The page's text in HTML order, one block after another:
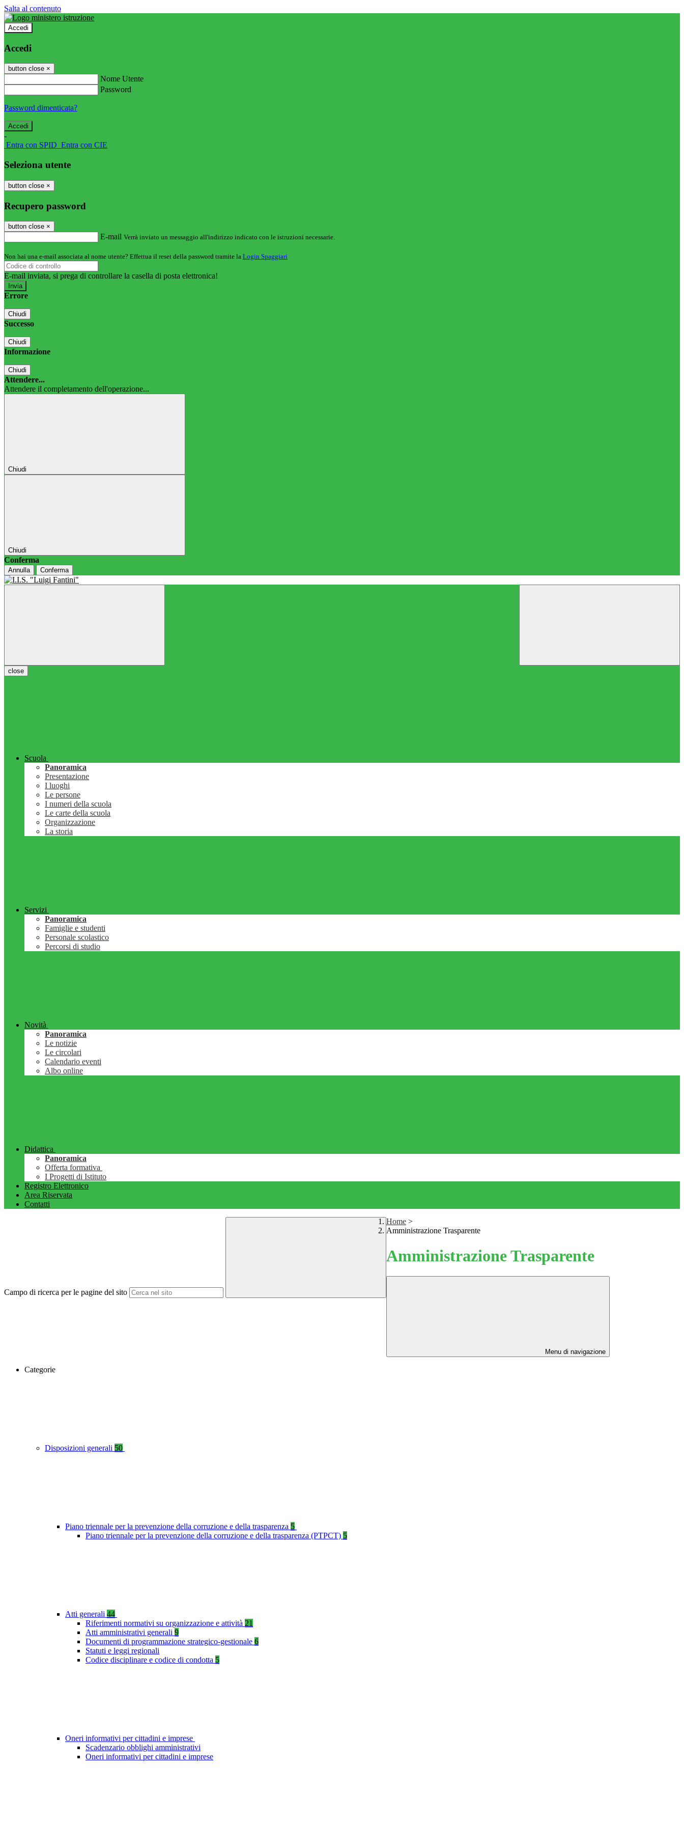
Salta al contenuto
Accedi
Accedi
button close ×
Nome Utente
Password
Password dimenticata?
-
Entra con SPID Entra con CIE
Seleziona utente
button close ×
Recupero password
button close ×
E-mail Verrà inviato un messaggio all'indirizzo indicato con le istruzioni necessarie.
Non hai una e-mail associata al nome utente? Effettua il reset della password tramite la Login Spaggiari
E-mail inviata, si prega di controllare la casella di posta elettronica!
Errore
Chiudi
Successo
Chiudi
Informazione
Chiudi
Attendere...
Attendere il completamento dell'operazione...
Chiudi
Chiudi
Conferma
Annulla Conferma
close
Scuola
Panoramica
Presentazione
I luoghi
Le persone
I numeri della scuola
Le carte della scuola
Organizzazione
La storia
Servizi
Panoramica
Famiglie e studenti
Personale scolastico
Percorsi di studio
Novità
Panoramica
Le notizie
Le circolari
Calendario eventi
Albo online
Didattica
Panoramica
Offerta formativa
I Progetti di Istituto
Registro Elettronico
Area Riservata
Contatti
Campo di ricerca per le pagine del sito
Home >
Amministrazione Trasparente
Amministrazione Trasparente
Menu di navigazione
Categorie
Disposizioni generali 50
Piano triennale per la prevenzione della corruzione e della trasparenza 5
Piano triennale per la prevenzione della corruzione e della trasparenza (PTPCT) 5
Atti generali 44
Riferimenti normativi su organizzazione e attività 21
Atti amministrativi generali 9
Documenti di programmazione strategico-gestionale 6
Statuti e leggi regionali
Codice disciplinare e codice di condotta 5
Oneri informativi per cittadini e imprese
Scadenzario obblighi amministrativi
Oneri informativi per cittadini e imprese